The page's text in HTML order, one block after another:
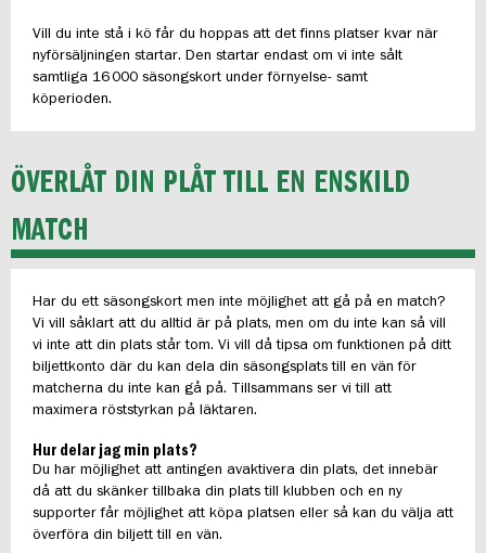
Vill du inte stå i kö får du hoppas att det finns platser kvar när
nyförsäljningen startar. Den startar endast om vi inte sålt
samtliga 16 000 säsongskort under förnyelse- samt
köperioden.
ÖVERLÅT DIN PLÅT TILL EN ENSKILD
MATCH
Har du ett säsongskort men inte möjlighet att gå på en match?
Vi vill såklart att du alltid är på plats, men om du inte kan så vill
vi inte att din plats står tom. Vi vill då tipsa om funktionen på ditt
biljettkonto där du kan dela din säsongsplats till en vän för
matcherna du inte kan gå på. Tillsammans ser vi till att
maximera röststyrkan på läktaren.
Hur delar jag min plats?
Du har möjlighet att antingen avaktivera din plats, det innebär
då att du skänker tillbaka din plats till klubben och en ny
supporter får möjlighet att köpa platsen eller så kan du välja att
överföra din biljett till en vän.